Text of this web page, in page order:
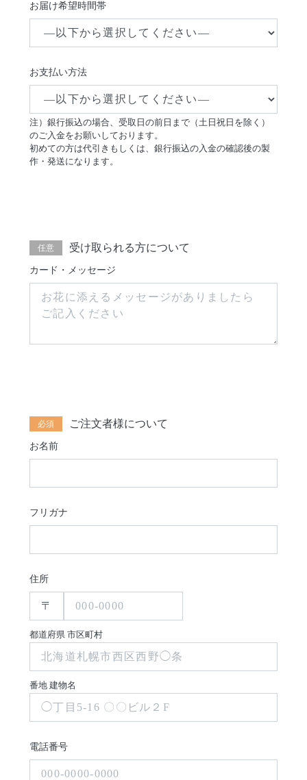
お届け希望時間帯
お支払い方法
注）銀行振込の場合、受取日の前日まで（土日祝日を除く）
のご入金をお願いしております。
初めての方は代引きもしくは、銀行振込の入金の確認後の製
作・発送になります。
受け取られる方について
カード・メッセージ
ご注文者様について
お名前
フリガナ
住所
〒
都道府県 市区町村
番地 建物名
電話番号